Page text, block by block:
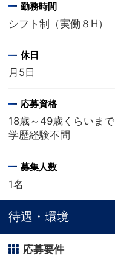
勤務時間
シフト制（実働８H）
休日
月5日
応募資格
18歳～49歳くらいまで
学歴経験不問
募集人数
1名
待遇・環境
応募要件